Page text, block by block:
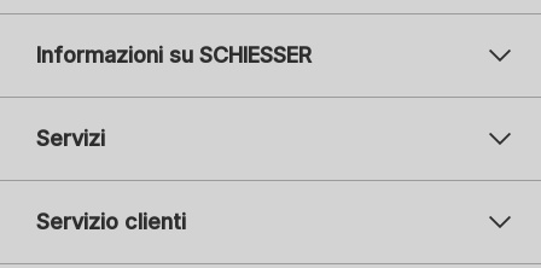
Informazioni su SCHIESSER
Servizi
Servizio clienti